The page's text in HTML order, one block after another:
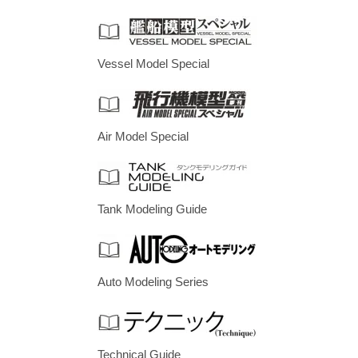
Vessel Model Special
Air Model Special
Tank Modeling Guide
Auto Modeling Series
Technical Guide